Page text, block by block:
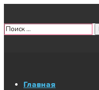
Главная